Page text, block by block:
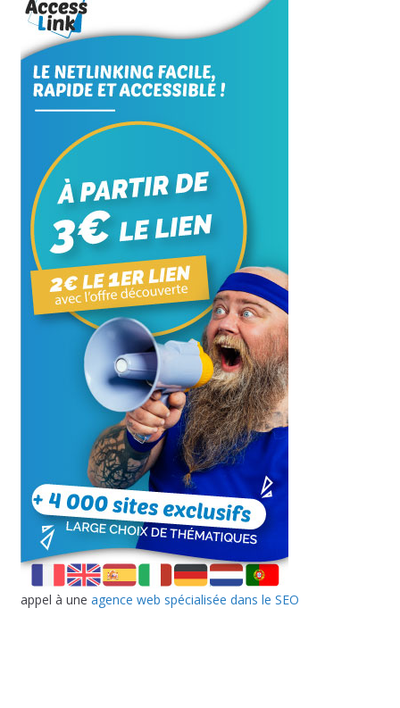
appel à une agence web spécialisée dans le SEO